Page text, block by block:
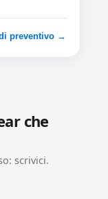
preventivo →
che
scrivici.